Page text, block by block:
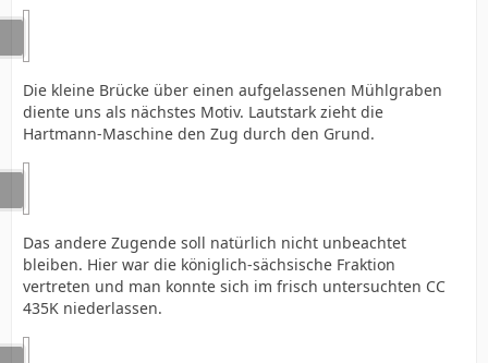
Die kleine Brücke über einen aufgelassenen Mühlgraben
diente uns als nächstes Motiv. Lautstark zieht die
Hartmann-Maschine den Zug durch den Grund.
Das andere Zugende soll natürlich nicht unbeachtet
bleiben. Hier war die königlich-sächsische Fraktion
vertreten und man konnte sich im frisch untersuchten CC
435K niederlassen.